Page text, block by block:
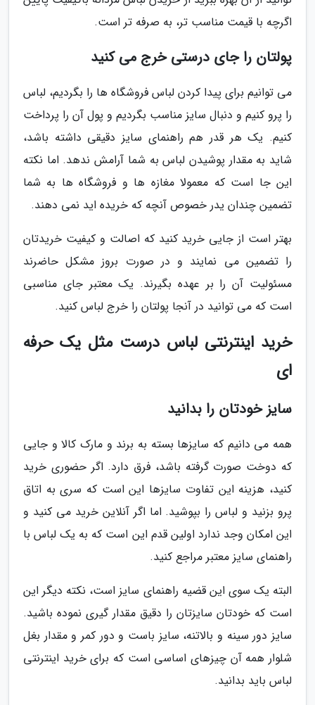
اگرچه با قیمت مناسب تر، به صرفه تر است.
پولتان را جای درستی خرج می کنید
می توانیم برای پیدا کردن لباس فروشگاه ها را بگردیم، لباس
را پرو کنیم و دنبال سایز مناسب بگردیم و پول آن را پرداخت
کنیم. یک هر قدر هم راهنمای سایز دقیقی داشته باشد،
شاید به مقدار پوشیدن لباس به شما آرامش ندهد. اما نکته
این جا است که معمولا مغازه ها و فروشگاه ها به شما
تضمین چندان یدر خصوص آنچه که خریده اید نمی دهند.
بهتر است از جایی خرید کنید که اصالت و کیفیت خریدتان
را تضمین می نمایند و در صورت بروز مشکل حاضرند
مسئولیت آن را بر عهده بگیرند. یک معتبر جای مناسبی
است که می توانید در آنجا پولتان را خرج لباس کنید.
خرید اینترنتی لباس درست مثل یک حرفه
ای
سایز خودتان را بدانید
همه می دانیم که سایزها بسته به برند و مارک کالا و جایی
که دوخت صورت گرفته باشد، فرق دارد. اگر حضوری خرید
کنید، هزینه این تفاوت سایزها این است که سری به اتاق
پرو بزنید و لباس را بپوشید. اما اگر آنلاین خرید می کنید و
این امکان وجد ندارد اولین قدم این است که به یک لباس با
راهنمای سایز معتبر مراجع کنید.
البته یک سوی این قضیه راهنمای سایز است، نکته دیگر این
است که خودتان سایزتان را دقیق مقدار گیری نموده باشید.
سایز دور سینه و بالاتنه، سایز باست و دور کمر و مقدار بغل
شلوار همه آن چیزهای اساسی است که برای خرید اینترنتی
لباس باید بدانید.